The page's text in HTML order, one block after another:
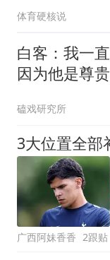
体育硬核说
白客：我一
因为他是尊
磕戏研究所
广西阿妹香香 2跟贴